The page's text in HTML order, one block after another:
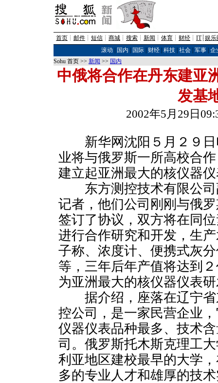
首页 ┊ 邮件 ┊ 短信 ┊ 商城 ┊ 搜索 ┊ 新闻 ┊ 体育 ┊ 财经 ┊ IT┊ 娱乐
滚动
国内 国际| 财经| 科技| 社会| 军事| 企
Sohu 首页 >> 新闻 >> 国内
中俄将合作在丹东建亚
发基
2002年5月29日
新华网沈阳５月２９日
业将与俄罗斯一所高校合
建立起亚洲最大的核仪器
东方测控技术有限公司
记者，他们公司刚刚与俄
签订了协议，双方将在同
进行合作研究和开发，生
子称、浓度计、便携式灰
等，三年后年产值将达到
为亚洲最大的核仪器仪表
据介绍，座落在辽宁省
控公司，是一家民营企业
仪器仪表品种最多、技术
司。俄罗斯托木斯克理工
利亚地区建校最早的大学
多的专业人才和雄厚的技